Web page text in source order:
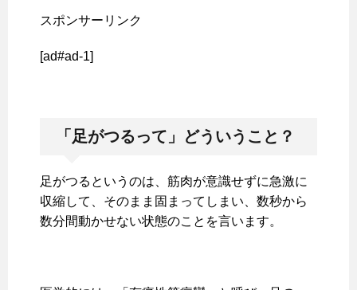
スポンサーリンク
[ad#ad-1]
「足がつるって」どういうこと？
足がつるというのは、筋肉が意識せずに急激に
収縮して、そのまま固まってしまい、数秒から
数分間動かせない状態のことを言います。